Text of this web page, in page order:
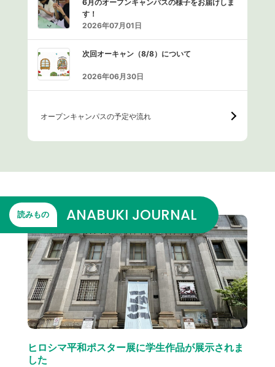
6月のオープンキャンパスの様子をお届けしま
す！
2026年07月01日
次回オーキャン（8/8）について
2026年06月30日
オープンキャンパスの予定や流れ
読みもの ANABUKI JOURNAL
ヒロシマ平和ポスター展に学生作品が展示されま
した